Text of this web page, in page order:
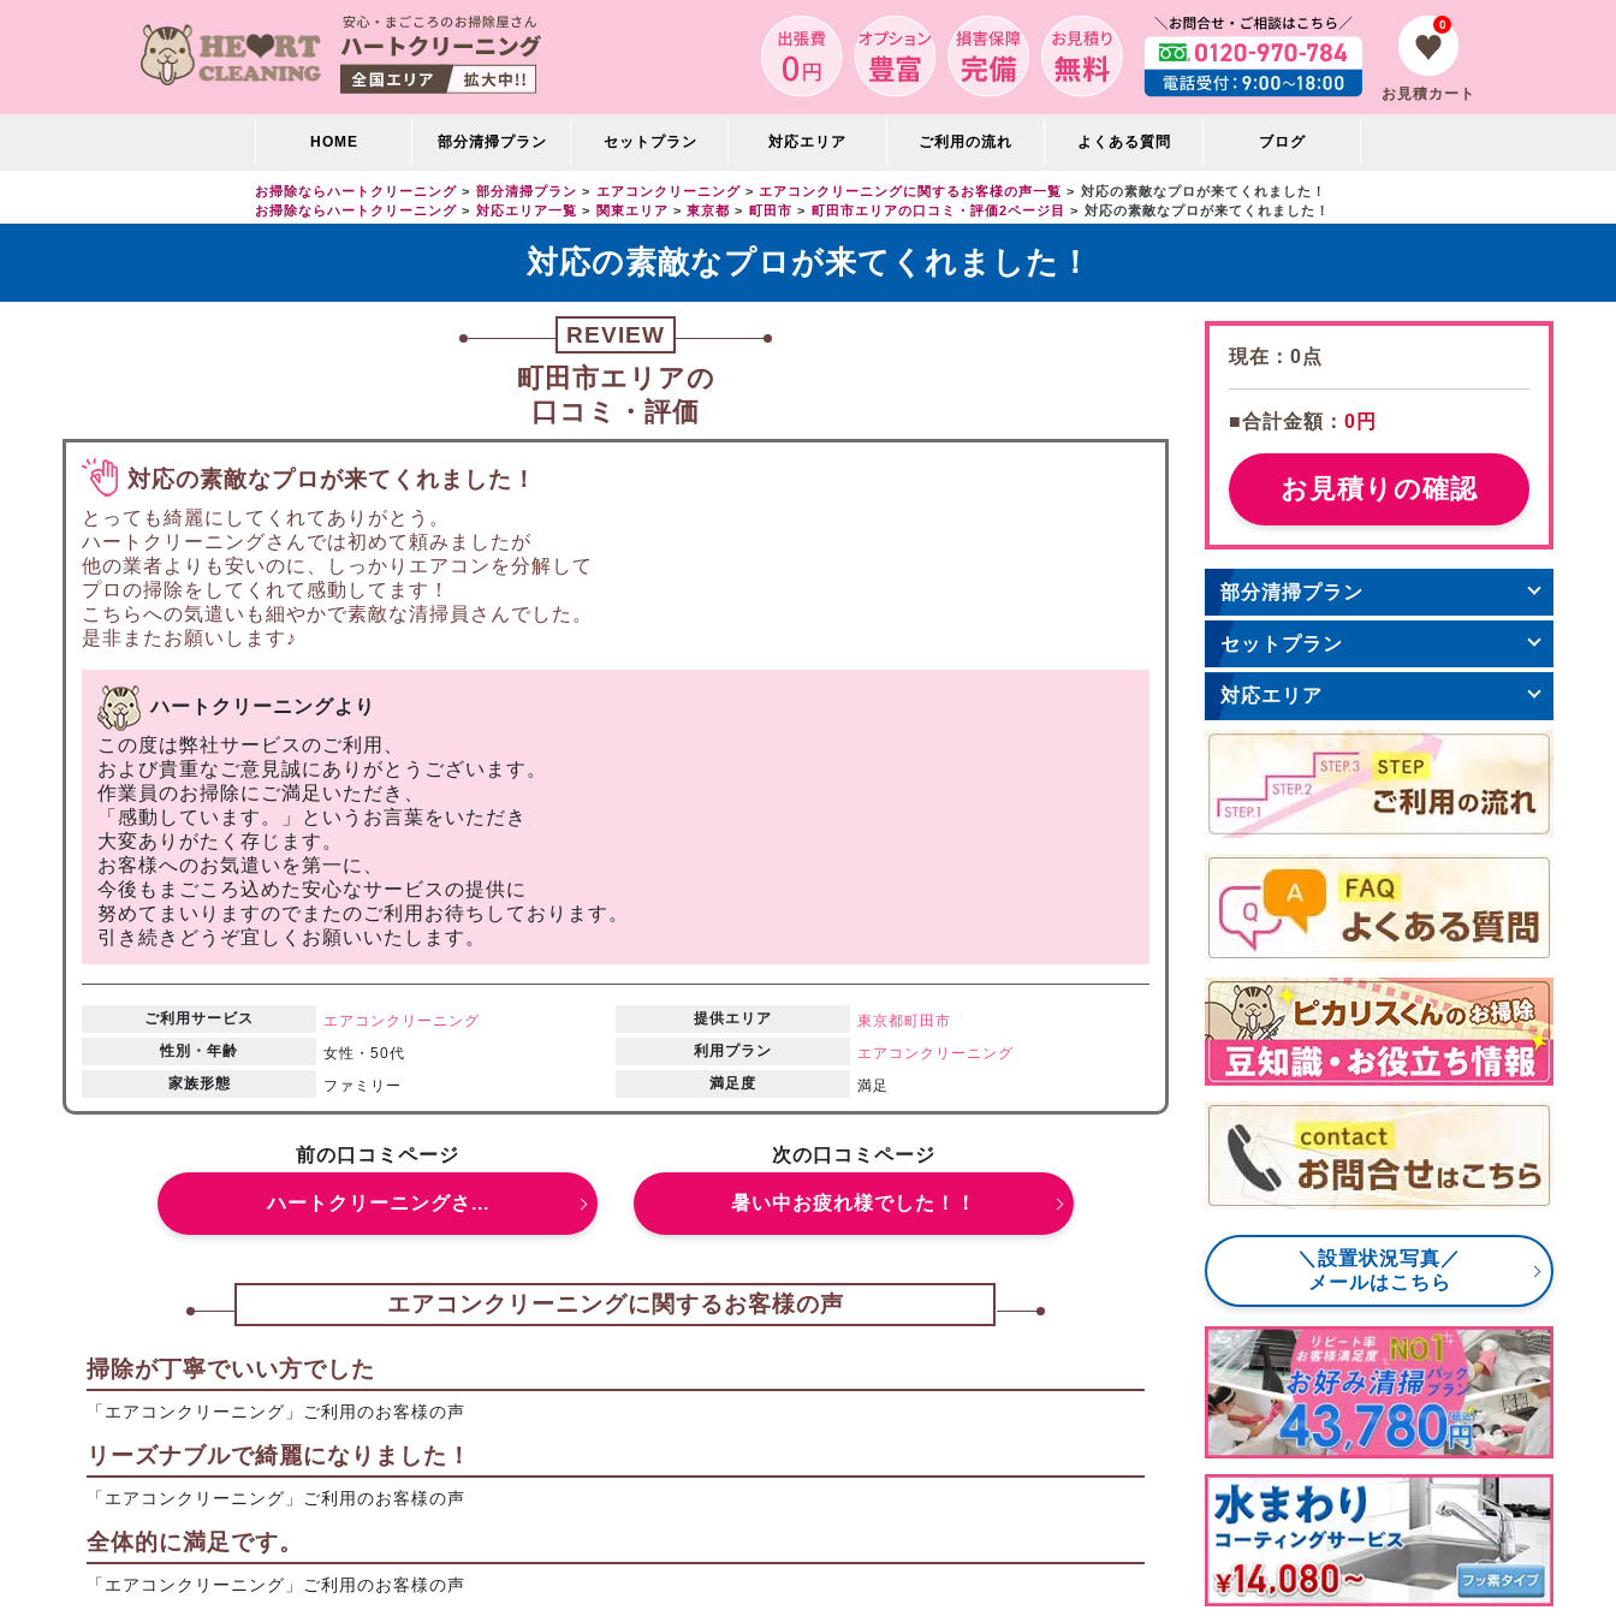
0
お見積カート
HOME 部分清掃プラン セットプラン 対応エリア ご利用の流れ よくある質問 ブログ
お掃除ならハートクリーニング 部分清掃プラン エアコンクリーニング エアコンクリーニングに関するお客様の声一覧
対応の素敵なプロが来てくれました！
お掃除ならハートクリーニング
対応エリア一覧 関東エリア 東京都 町田市 町田市エリアの口コミ・評価2ページ目 対応の素敵なプロが来てくれました！
対応の素敵なプロが来てくれました！
REVIEW
町田市エリアの
口コミ・評価
対応の素敵なプロが来てくれました！
とっても綺麗にしてくれてありがとう。
ハートクリーニングさんでは初めて頼みましたが
他の業者よりも安いのに、しっかりエアコンを分解して
プロの掃除をしてくれて感動してます！
こちらへの気遣いも細やかで素敵な清掃員さんでした。
是非またお願いします♪
ハートクリーニングより
この度は弊社サービスのご利用、
および貴重なご意見誠にありがとうございます。
作業員のお掃除にご満足いただき、
「感動しています。」というお言葉をいただき
大変ありがたく存じます。
お客様へのお気遣いを第一に、
今後もまごころ込めた安心なサービスの提供に
努めてまいりますのでまたのご利用お待ちしております。
引き続きどうぞ宜しくお願いいたします。
ご利用サービス エアコンクリーニング 提供エリア 東京都町田市
性別・年齢
女性・50代 利用プラン
エアコンクリーニング
家族形態
ファミリー 満足度 満足
前の口コミページ
ハートクリーニングさ...
次の口コミページ
暑い中お疲れ様でした！！
エアコンクリーニングに関するお客様の声
掃除が丁寧でいい方でした
「エアコンクリーニング」ご利用のお客様の声
リーズナブルで綺麗になりました！
「エアコンクリーニング」ご利用のお客様の声
全体的に満足です。
「エアコンクリーニング」ご利用のお客様の声
現在： 0点
■合計金額： 0円
お見積りの確認
部分清掃プラン
セットプラン
対応エリア
＼設置状況写真／
メールはこちら